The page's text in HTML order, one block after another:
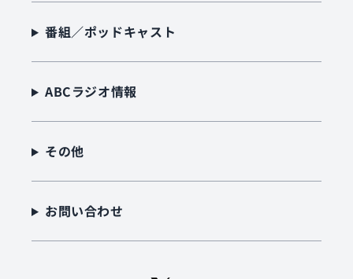
番組／ポッドキャスト
ABCラジオ情報
その他
お問い合わせ